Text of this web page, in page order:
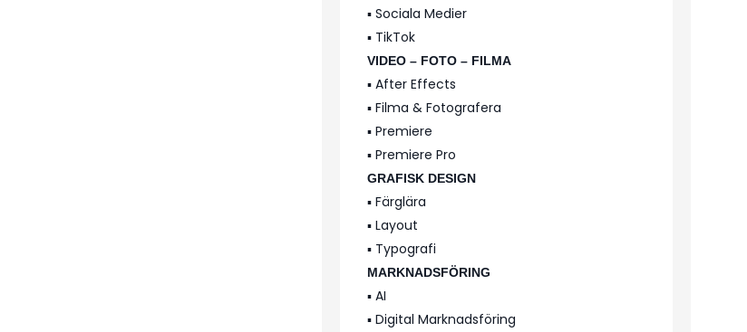
▪️ Sociala Medier
▪️ TikTok
VIDEO – FOTO – FILMA
▪️ After Effects
▪️ Filma & Fotografera
▪️ Premiere
▪️ Premiere Pro
GRAFISK DESIGN
▪️ Färglära
▪️ Layout
▪️ Typografi
MARKNADSFÖRING
▪️ AI
▪️ Digital Marknadsföring